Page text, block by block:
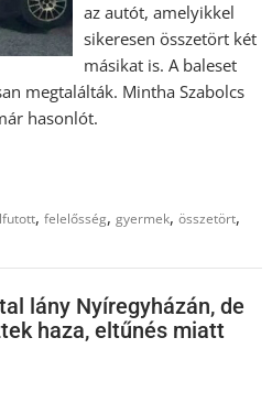
az autót, amelyikkel
sikeresen összetört két
másikat is. A baleset
megtalálták. Mintha Szabolcs
hasonlót.
,felelősség,gyermek,összetört,
lány Nyíregyházán, de
haza, eltűnés miatt